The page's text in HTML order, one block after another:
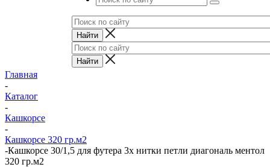
Главная
-
Каталог
-
Кашкорсе
-
Кашкорсе 320 гр.м2
-Кашкорсе 30/1,5 для футера 3х нитки петли диагональ ментол
320 гр.м2